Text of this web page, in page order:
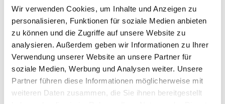
Wir verwenden Cookies, um Inhalte und Anzeigen zu
personalisieren, Funktionen für soziale Medien anbieten
zu können und die Zugriffe auf unsere Website zu
analysieren. Außerdem geben wir Informationen zu Ihrer
Verwendung unserer Website an unsere Partner für
soziale Medien, Werbung und Analysen weiter. Unsere
Partner führen diese Informationen möglicherweise mit
weiteren Daten zusammen, die Sie ihnen bereitgestellt
SPEDITIONSVERSAND
29,95€
SIENA GARDEN Anzuchttöpfe,
5x5 cm, 36 Stück
4,99
SIENA
6x6 cm, 24
4,99